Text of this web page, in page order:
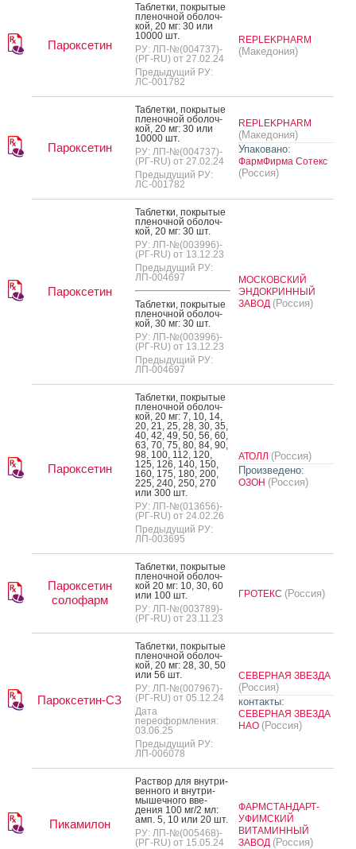
Пароксетин
Таб­летки, пок­ры­тые
пле­ноч­ной обо­лоч­
кой, 20 мг: 30 или
10000 шт.
РУ: ЛП-№(004737)-
(РГ-RU) от 27.02.24
Предыдущий РУ:
ЛС-001782
REPLEKPHARM
(Македония)
Пароксетин
Таб­летки, пок­ры­тые
пле­ноч­ной обо­лоч­
кой, 20 мг: 30 или
10000 шт.
РУ: ЛП-№(004737)-
(РГ-RU) от 27.02.24
Предыдущий РУ:
ЛС-001782
REPLEKPHARM
(Македония)
Упаковано:
ФармФирма Сотекс
(Россия)
Пароксетин
Таб­летки, пок­ры­тые
пле­ноч­ной обо­лоч­
кой, 20 мг: 30 шт.
РУ: ЛП-№(003996)-
(РГ-RU) от 13.12.23
Предыдущий РУ:
ЛП-004697
Таб­летки, пок­ры­тые
пле­ноч­ной обо­лоч­
кой, 30 мг: 30 шт.
РУ: ЛП-№(003996)-
(РГ-RU) от 13.12.23
Предыдущий РУ:
ЛП-004697
МОСКОВСКИЙ
ЭНДОКРИННЫЙ
ЗАВОД (Россия)
Пароксетин
Таб­летки, пок­ры­тые
пле­ноч­ной обо­лоч­
кой, 20 мг: 7, 10, 14,
20, 21, 25, 28, 30, 35,
40, 42, 49, 50, 56, 60,
63, 70, 75, 80, 84, 90,
98, 100, 112, 120,
125, 126, 140, 150,
160, 175, 180, 200,
225, 240, 250, 270
или 300 шт.
РУ: ЛП-№(013656)-
(РГ-RU) от 24.02.26
Предыдущий РУ:
ЛП-003695
АТОЛЛ (Россия)
Произведено:
ОЗОН (Россия)
Пароксетин
солофарм
Таб­летки, пок­ры­тые
пле­ноч­ной обо­лоч­
кой 20 мг: 10, 30, 60
или 100 шт.
РУ: ЛП-№(003789)-
(РГ-RU) от 23.11.23
ГРОТЕКС (Россия)
Пароксетин-СЗ
Таб­летки, пок­ры­тые
пле­ноч­ной обо­лоч­
кой, 20 мг: 28, 30, 50
или 56 шт.
РУ: ЛП-№(007967)-
(РГ-RU) от 05.12.24
Дата
переоформления:
03.06.25
Предыдущий РУ:
ЛП-006078
СЕВЕРНАЯ ЗВЕЗДА
(Россия)
контакты:
СЕВЕРНАЯ ЗВЕЗДА
НАО (Россия)
Пикамилон
Рас­твор для внут­ри­
вен­но­го и внут­ри­
мышеч­но­го вве­
дения 100 мг/2 мл:
амп. 5, 10 или 20 шт.
РУ: ЛП-№(005468)-
(РГ-RU) от 15.05.24
ФАРМСТАНДАРТ-
УФИМСКИЙ
ВИТАМИННЫЙ
ЗАВОД (Россия)